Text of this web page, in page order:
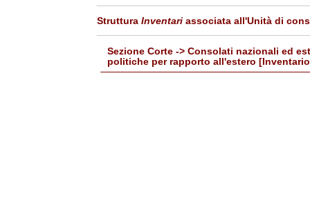
Struttura Inventari associata all'Unità di
Sezione Corte -> Consolati nazionali ed
politiche per rapporto all'estero [Inventario